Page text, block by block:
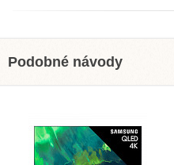
Podobné návody